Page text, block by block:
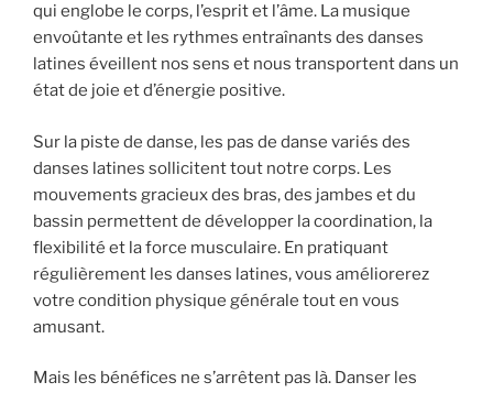
qui englobe le corps, l’esprit et l’âme. La musique
envoûtante et les rythmes entraînants des danses
latines éveillent nos sens et nous transportent dans un
état de joie et d’énergie positive.
Sur la piste de danse, les pas de danse variés des
danses latines sollicitent tout notre corps. Les
mouvements gracieux des bras, des jambes et du
bassin permettent de développer la coordination, la
flexibilité et la force musculaire. En pratiquant
régulièrement les danses latines, vous améliorerez
votre condition physique générale tout en vous
amusant.
Mais les bénéfices ne s’arrêtent pas là. Danser les